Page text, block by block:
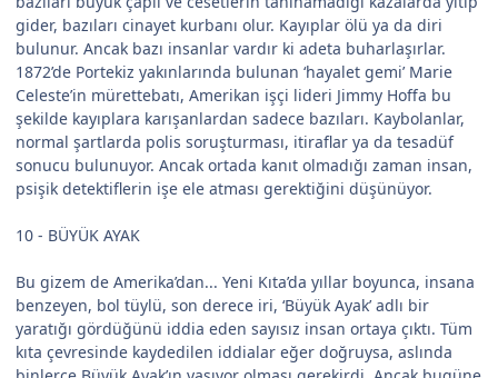
gider, bazıları cinayet kurbanı olur. Kayıplar ölü ya da diri
bulunur. Ancak bazı insanlar vardır ki adeta buharlaşırlar.
1872’de Portekiz yakınlarında bulunan ‘hayalet gemi’ Marie
Celeste’in mürettebatı, Amerikan işçi lideri Jimmy Hoffa bu
şekilde kayıplara karışanlardan sadece bazıları. Kaybolanlar,
normal şartlarda polis soruşturması, itiraflar ya da tesadüf
sonucu bulunuyor. Ancak ortada kanıt olmadığı zaman insan,
psişik detektiflerin işe ele atması gerektiğini düşünüyor.
10 - BÜYÜK AYAK
Bu gizem de Amerika’dan... Yeni Kıta’da yıllar boyunca, insana
benzeyen, bol tüylü, son derece iri, ‘Büyük Ayak’ adlı bir
yaratığı gördüğünü iddia eden sayısız insan ortaya çıktı. Tüm
kıta çevresinde kaydedilen iddialar eğer doğruysa, aslında